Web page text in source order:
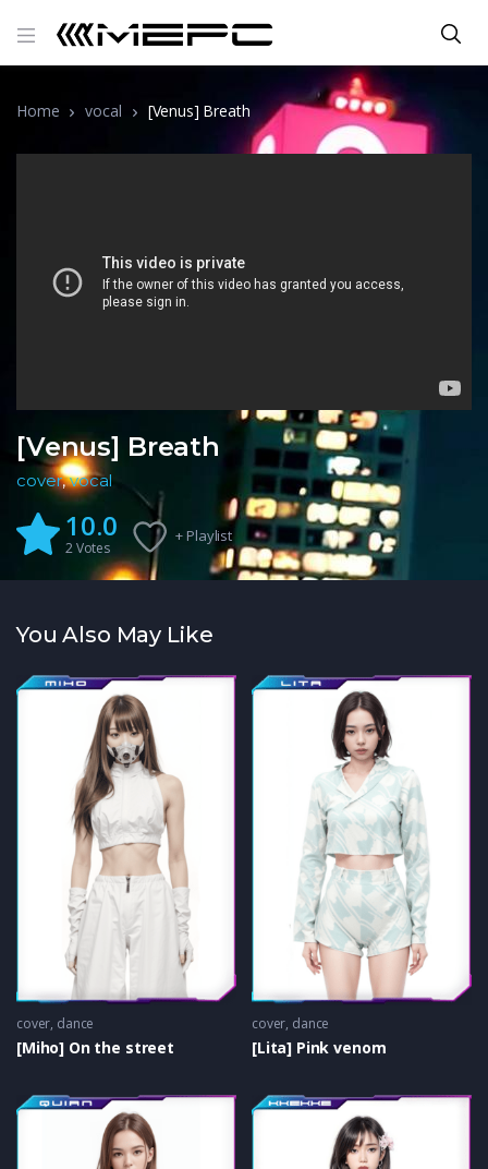
Home vocal [Venus] Breath
[Venus] Breath
cover,vocal
10.0
2Votes
+ Playlist
You Also May Like
cover, dance
[Miho] On the street
cover, dance
[Lita] Pink venom